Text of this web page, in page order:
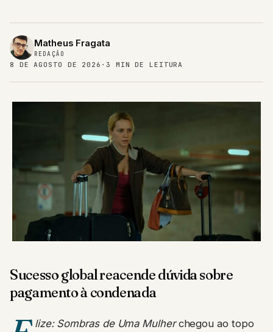
Matheus Fragata
REDAÇÃO
8 DE AGOSTO DE 2026 · 3 MIN DE LEITURA
Sucesso global reacende dúvida sobre
pagamento à condenada
lize: Sombras de Uma Mulherchegou ao topo